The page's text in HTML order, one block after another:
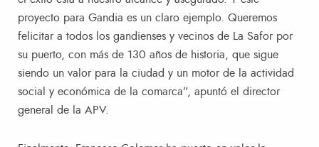
proyecto para Gandia es un claro ejemplo. Queremos
felicitar a todos los gandienses y vecinos de La Safor por
su puerto, con más de 130 años de historia, que sigue
siendo un valor para la ciudad y un motor de la actividad
social y económica de la comarca”, apuntó el director
general de la APV.